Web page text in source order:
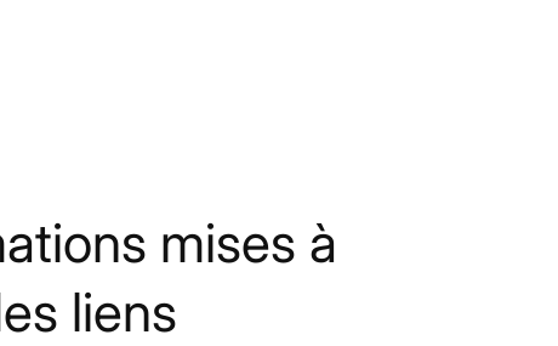
mises à
liens